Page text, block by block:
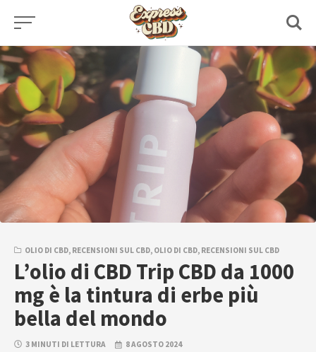
Skip
content
OLIO DI CBD, RECENSIONI SUL CBD, OLIO DI CBD, RECENSIONI SUL CBD
L’olio di CBD Trip CBD da 1000
mg è la tintura di erbe più
bella del mondo
3 MINUTI DI LETTURA 8 AGOSTO 2024